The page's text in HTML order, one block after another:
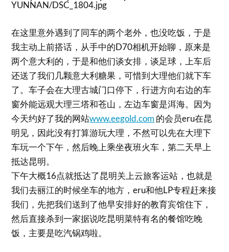
在这里意外遇到了同车的两个老外，也没吃饭，于是
我主动上前搭话，从手中的D70相机开始聊，原来是
两个意大利的，于是和他们谈女排，谈足球，上车后
还送了我们几颗意大利糖果，可惜到大理他们就下车
了。车子会在大理古城门口停下，行进方向右边的车
窗外能远观大理三塔和苍山，左边车窗是洱海。因为
今天约好了我的网站www.eegold.com 的会员eru在昆
明见，因此没有打算游玩大理，不然可以先在大理下
车玩一个下午，然后晚上乘坐夜班火车，第二天早上
抵达昆明。
下午大概16点就抵达了昆明关上云旅客运站，也就是
我们去丽江的时候坐车的地方，eru和他LP专程赶来接
我们，先把我们送到了他早安排好的教育宾馆住下，
然后直接杀到一家据说吃昆明菜特有名的餐馆吃晚
饭，主要是吃汽锅鸡啦。